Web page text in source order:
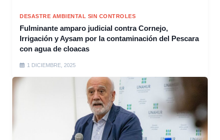
DESASTRE AMBIENTAL SIN CONTROLES
Fulminante amparo judicial contra Cornejo,
Irrigación y Aysam por la contaminación del Pescara
con agua de cloacas
1 DICIEMBRE, 2025